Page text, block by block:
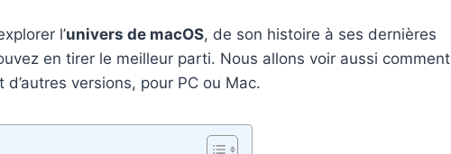
l’univers de macOS, de son histoire à ses dernières
en tirer le meilleur parti. Nous allons voir aussi comment
d’autres versions, pour PC ou Mac.